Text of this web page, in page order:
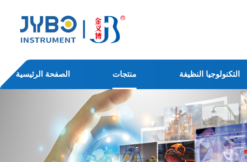
الصفحة الرئيسية منتجات التكنولوجيا النظيفة